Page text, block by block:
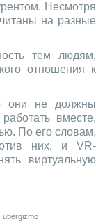
Несмотря
на разные
тем людям,
отношения к
они не должны
вместе,
По его словам,
них, и VR-
виртуальную
ubergizmo